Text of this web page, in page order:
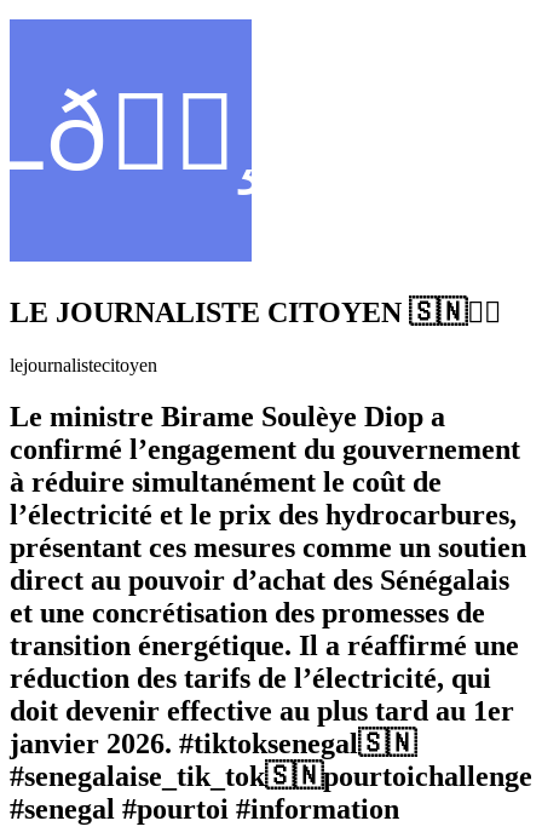
LE JOURNALISTE CITOYEN 🇸🇳✊🏿
lejournalistecitoyen
Le ministre Birame Soulèye Diop a
confirmé l’engagement du gouvernement
à réduire simultanément le coût de
l’électricité et le prix des hydrocarbures,
présentant ces mesures comme un soutien
direct au pouvoir d’achat des Sénégalais
et une concrétisation des promesses de
transition énergétique. Il a réaffirmé une
réduction des tarifs de l’électricité, qui
doit devenir effective au plus tard au 1er
janvier 2026. #tiktoksenegal🇸🇳
#senegalaise_tik_tok🇸🇳pourtoichallenge
#senegal #pourtoi #information